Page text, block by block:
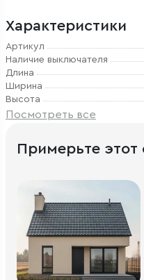
Характеристики
Артикул
Наличие выключателя
Длина
Ширина
Высота
Посмотреть все
Примерьте этот